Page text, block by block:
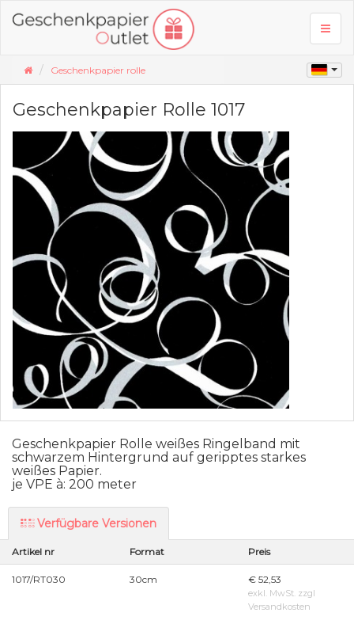
Geschenkpapier rolle
Geschenkpapier Rolle 1017
Geschenkpapier Rolle weißes Ringelband mit
schwarzem Hintergrund auf geripptes starkes
weißes Papier.
je VPE à: 200 meter
Verfügbare Versionen
Artikel nr Format Preis
1017/RT030 30cm € 52,53
exkl. MwSt. zzgl
Versandkosten